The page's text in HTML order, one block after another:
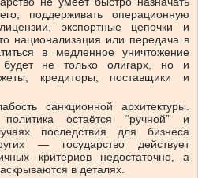
поддерживать операционную
экспортные цепочки и
национализация или передача в
в медленное уничтожение
не только олигарх, но и
кредиторы, поставщики и
санкционной архитектуры.
остаётся “ручной” и
последствия для бизнеса
— государство действует
критериев недостаточно, а
в деталях.